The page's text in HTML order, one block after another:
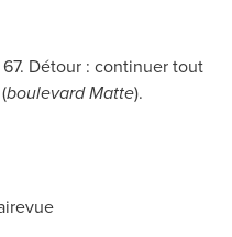
Détour : continuer tout
boulevard Matte).